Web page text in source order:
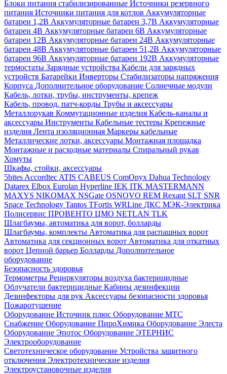
Блоки питания стабилизированные Источники резервного
питания Источники питания для котлов Аккумуляторные
батареи 1,2В Аккумуляторные батареи 3,7В Аккумуляторные
батареи 4В Аккумуляторные батареи 6В Аккумуляторные
батареи 12В Аккумуляторные батареи 24В Аккумуляторные
батареи 48В Аккумуляторные батареи 51,2В Аккумуляторные
батареи 96В Аккумуляторные батареи 192В Аккумуляторные
термостаты Зарядные устройства Кабели для зарядных
устройств Батарейки Инверторы Стабилизаторы напряжения
Корпуса Дополнительное оборудование Солнечные модули
Кабель, лотки, трубы, инструменты, крепеж
Кабель, провод, патч-корды Трубы и аксессуары
Металлорукав Коммутационные изделия Кабель-каналы и
аксессуары Инструменты Кабельные тестеры Крепежные
изделия Лента изоляционная Маркеры кабельные
Металлические лотки, аксессуары Монтажная площадка
Монтажные и расходные материалы Спиральный рукав
Хомуты
Шкафы, стойки, аксессуары
5bites Accordtec ATIS CABEUS ComOnyx Dahua Technology
Datarex Elbox Eurolan Hyperline IEK ITK MASTERMANN
MAXYS NIKOMAX NSGate OSNOVO REM Rexant SLT SNR
Space Technology Tantos TFortis WRLine ДКС МЭК-Электрика
Полисервис ПРОВЕНТО ЦМО NETLAN TLK
Шлагбаумы, автоматика для ворот, болларды
Шлагбаумы, комплекты Автоматика для распашных ворот
Автоматика для секционных ворот Автоматика для откатных
ворот Цепной барьер Болларды Дополнительное
оборудование
Безопасность здоровья
Термометры Рециркуляторы воздуха бактерицидные
Облучатели бактерицидные Кабины дезинфекции
Дезинфекторы для рук Аксессуары безопасности здоровья
Пожаротушение
Оборудование Источник плюс Оборудование МТС
Снабжение Оборудование ПироХимика Оборудование Элеста
Оборудование Эпотос Оборудование ЭТЕРНИС
Электрооборудование
Светотехническое оборудование Устройства защитного
отключения Электротехнические изделия
Электроустановочные изделия